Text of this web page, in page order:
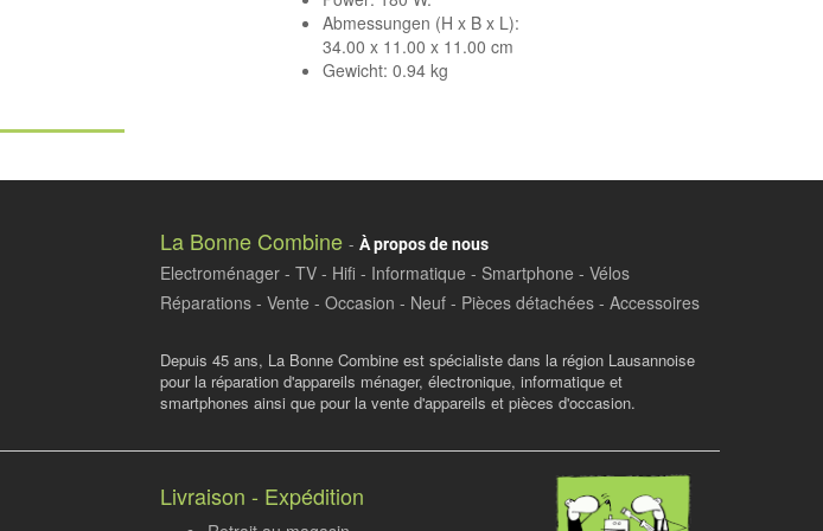
Abmessungen (H x B x L):
34.00 x 11.00 x 11.00 cm
Gewicht: 0.94 kg
La Bonne Combine - À propos de nous
Electroménager - TV - Hifi - Informatique - Smartphone - Vélos
Réparations - Vente - Occasion - Neuf - Pièces détachées - Accessoires
Depuis 45 ans, La Bonne Combine est spécialiste dans la région Lausannoise
pour la réparation d'appareils ménager, électronique, informatique et
smartphones ainsi que pour la vente d'appareils et pièces d'occasion.
Livraison - Expédition